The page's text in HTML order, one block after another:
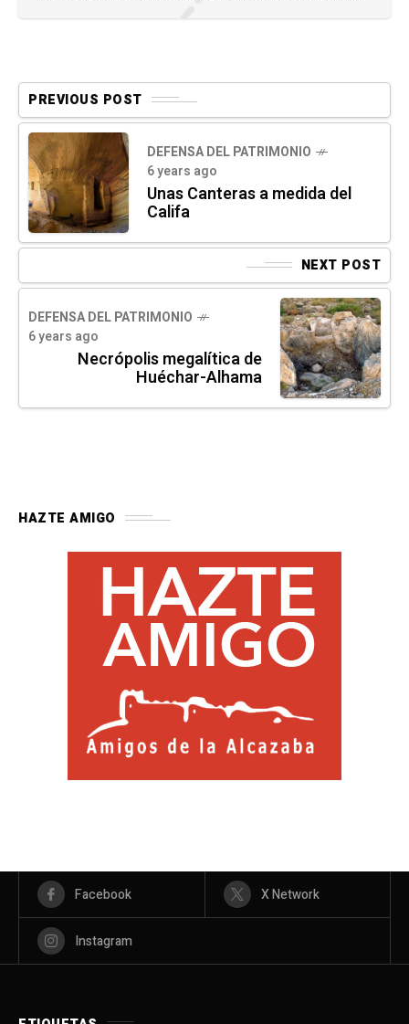
PREVIOUS POST
DEFENSA DEL PATRIMONIO
6 years ago
Unas Canteras a medida del
Califa
NEXT POST
DEFENSA DEL PATRIMONIO
6 years ago
Necrópolis megalítica de
Huéchar-Alhama
HAZTE AMIGO
Facebook X Network
Instagram